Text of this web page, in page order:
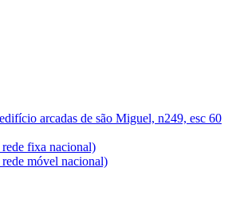
arcadas de são Miguel, n249, esc 60
fixa nacional)
móvel nacional)